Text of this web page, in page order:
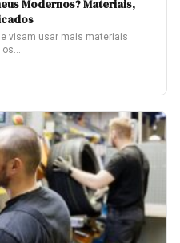
Modernos? Materiais,
visam usar mais materiais
os…